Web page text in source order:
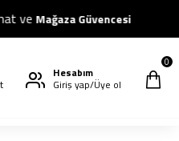
veMağaza Güvencesi
Hesabım
Giriş yap/Üye ol
0